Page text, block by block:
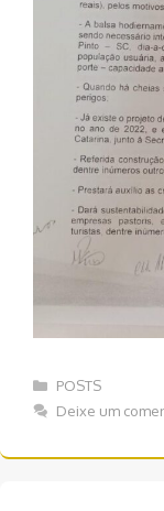
Categorias
POSTS
Deixe um